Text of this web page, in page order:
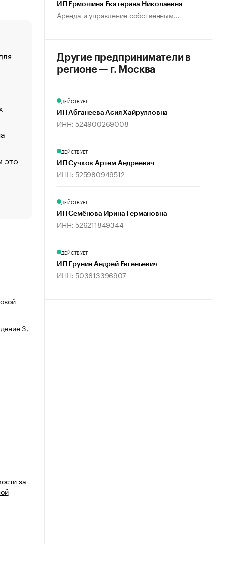
это
«От спорта тело стареет иначе». Как живет глава
создавшей GTA
Функции менеджмента: пять ключевых основ
управления
Стресс обеспеченных людей: почему рост доходов
3,
за
ИП Ермошина Екатерина Николаевна
Аренда и управление собственным...
Другие предприниматели в
регионе — г. Москва
ДЕЙСТВУЕТ
ИП Абганеева Асия Хайрулловна
ИНН: 524900269008
ДЕЙСТВУЕТ
ИП Сучков Артем Андреевич
ИНН: 525980949512
ДЕЙСТВУЕТ
ИП Семёнова Ирина Германовна
ИНН: 526211849344
ДЕЙСТВУЕТ
ИП Грунин Андрей Евгеньевич
ИНН: 503613396907